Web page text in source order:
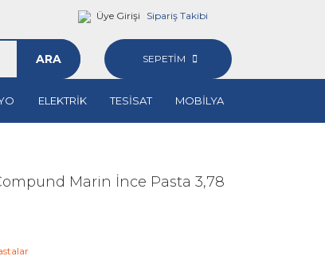
Üye Girişi Sipariş Takibi
ARA SEPETİM
ELEKTRİK TESİSAT MOBİLYA
Marin İnce Pasta 3,78